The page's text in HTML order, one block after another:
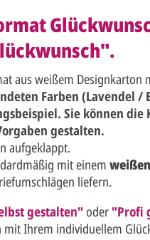
aus weißem Designkarton
Farben (Lavendel
Sie können
gestalten.
aufgeklappt.
mit einem
liefern.
gestalten"oder "Profi
mit Ihrem individuellem